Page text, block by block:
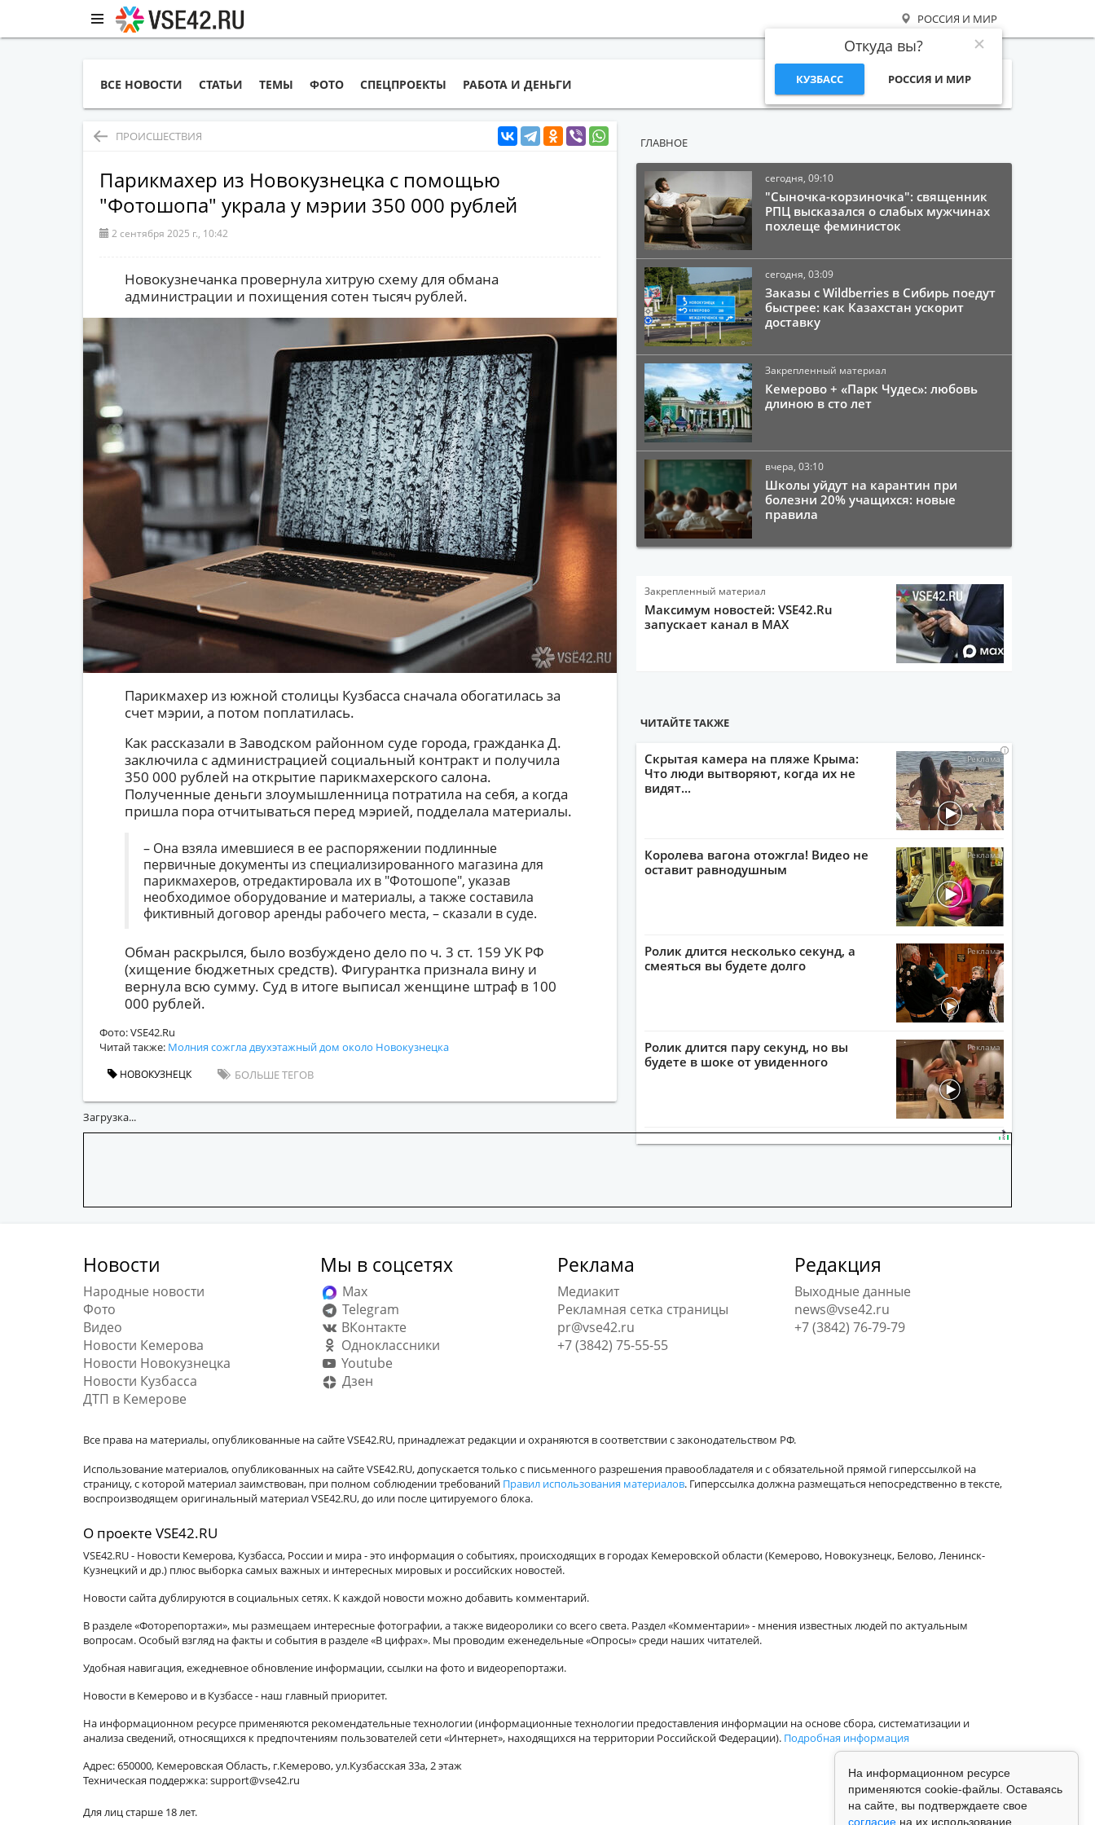
РОССИЯ И МИР
Откуда вы?
КУЗБАСС РОССИЯ И МИР
ВСЕ НОВОСТИ СТАТЬИ ТЕМЫ ФОТО СПЕЦПРОЕКТЫ РАБОТА И ДЕНЬГИ Поиск
ПРОИСШЕСТВИЯ
Парикмахер из Новокузнецка с помощью
"Фотошопа" украла у мэрии 350 000 рублей
2 сентября 2025 г., 10:42
Новокузнечанка провернула хитрую схему для обмана
администрации и похищения сотен тысяч рублей.
Парикмахер из южной столицы Кузбасса сначала обогатилась за
счет мэрии, а потом поплатилась.
Как рассказали в Заводском районном суде города, гражданка Д.
заключила с администрацией социальный контракт и получила
350 000 рублей на открытие парикмахерского салона.
Полученные деньги злоумышленница потратила на себя, а когда
пришла пора отчитываться перед мэрией, подделала материалы.
– Она взяла имевшиеся в ее распоряжении подлинные
первичные документы из специализированного магазина для
парикмахеров, отредактировала их в "Фотошопе", указав
необходимое оборудование и материалы, а также составила
фиктивный договор аренды рабочего места, – сказали в суде.
Обман раскрылся, было возбуждено дело по ч. 3 ст. 159 УК РФ
(хищение бюджетных средств). Фигурантка признала вину и
вернула всю сумму. Суд в итоге выписал женщине штраф в 100
000 рублей.
Фото: VSE42.Ru
Читай также: Молния сожгла двухэтажный дом около Новокузнецка
НОВОКУЗНЕЦК БОЛЬШЕ ТЕГОВ
Загрузка...
ГЛАВНОЕ
сегодня, 09:10
"Сыночка-корзиночка": священник
РПЦ высказался о слабых мужчинах
похлеще феминисток
сегодня, 03:09
Заказы с Wildberries в Сибирь поедут
быстрее: как Казахстан ускорит
доставку
Закрепленный материал
Кемерово + «Парк Чудес»: любовь
длиною в сто лет
вчера, 03:10
Школы уйдут на карантин при
болезни 20% учащихся: новые
правила
Закрепленный материал
Максимум новостей: VSE42.Ru
запускает канал в MAX
ЧИТАЙТЕ ТАКЖЕ
i
Скрытая камера на пляже Крыма:
Что люди вытворяют, когда их не
видят...
i
Королева вагона отожгла! Видео не
оставит равнодушным
i
Ролик длится несколько секунд, а
смеяться вы будете долго
i
Ролик длится пару секунд, но вы
будете в шоке от увиденного
Новости
Народные новости
Фото
Видео
Новости Кемерова
Новости Новокузнецка
Новости Кузбасса
ДТП в Кемерове
Мы в соцсетях
Max
Telegram
ВКонтакте
Одноклассники
Youtube
Дзен
Реклама
Медиакит
Рекламная сетка страницы
pr@vse42.ru
+7 (3842) 75-55-55
Редакция
Выходные данные
news@vse42.ru
+7 (3842) 76-79-79
Все права на материалы, опубликованные на сайте VSE42.RU, принадлежат редакции и охраняются в соответствии с законодательством РФ.
Использование материалов, опубликованных на сайте VSE42.RU, допускается только с письменного разрешения правообладателя и с обязательной прямой гиперссылкой на
страницу, с которой материал заимствован, при полном соблюдении требований Правил использования материалов. Гиперссылка должна размещаться непосредственно в тексте,
воспроизводящем оригинальный материал VSE42.RU, до или после цитируемого блока.
О проекте VSE42.RU
VSE42.RU - Новости Кемерова, Кузбасса, России и мира - это информация о событиях, происходящих в городах Кемеровской области (Кемерово, Новокузнецк, Белово, Ленинск-
Кузнецкий и др.) плюс выборка самых важных и интересных мировых и российских новостей.
Новости сайта дублируются в социальных сетях. К каждой новости можно добавить комментарий.
В разделе «Фоторепортажи», мы размещаем интересные фотографии, а также видеоролики со всего света. Раздел «Комментарии» - мнения известных людей по актуальным
вопросам. Особый взгляд на факты и события в разделе «В цифрах». Мы проводим еженедельные «Опросы» среди наших читателей.
Удобная навигация, ежедневное обновление информации, ссылки на фото и видеорепортажи.
Новости в Кемерово и в Кузбассе - наш главный приоритет.
На информационном ресурсе применяются рекомендательные технологии (информационные технологии предоставления информации на основе сбора, систематизации и
анализа сведений, относящихся к предпочтениям пользователей сети «Интернет», находящихся на территории Российской Федерации). Подробная информация
Адрес: 650000, Кемеровская Область, г.Кемерово, ул.Кузбасская 33а, 2 этаж
Техническая поддержка: support@vse42.ru
Для лиц старше 18 лет.
На информационном ресурсе
применяются cookie-файлы. Оставаясь
на сайте, вы подтверждаете свое
согласие на их использование.